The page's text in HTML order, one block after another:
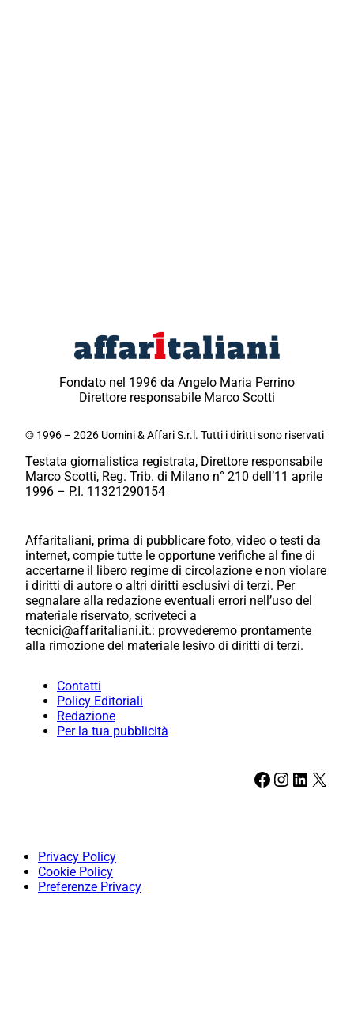
Fondato nel 1996 da Angelo Maria Perrino
Direttore responsabile Marco Scotti
© 1996 – 2026 Uomini & Affari S.r.l. Tutti i diritti sono riservati
Testata giornalistica registrata, Direttore responsabile
Marco Scotti, Reg. Trib. di Milano n° 210 dell’11 aprile
1996 – P.I. 11321290154
Affaritaliani, prima di pubblicare foto, video o testi da
internet, compie tutte le opportune verifiche al fine di
accertarne il libero regime di circolazione e non violare
i diritti di autore o altri diritti esclusivi di terzi. Per
segnalare alla redazione eventuali errori nell’uso del
materiale riservato, scriveteci a
tecnici@affaritaliani.it.: provvederemo prontamente
alla rimozione del materiale lesivo di diritti di terzi.
Contatti
Policy Editoriali
Redazione
Per la tua pubblicità
Facebook Instagram LinkedIn X
Privacy Policy
Cookie Policy
Preferenze Privacy